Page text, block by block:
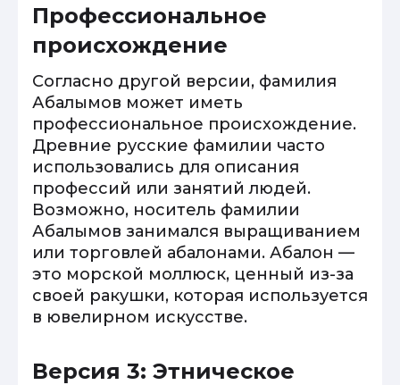
Профессиональное
происхождение
Согласно другой версии, фамилия
Абалымов может иметь
профессиональное происхождение.
Древние русские фамилии часто
использовались для описания
профессий или занятий людей.
Возможно, носитель фамилии
Абалымов занимался выращиванием
или торговлей абалонами. Абалон —
это морской моллюск, ценный из-за
своей ракушки, которая используется
в ювелирном искусстве.
Версия 3: Этническое